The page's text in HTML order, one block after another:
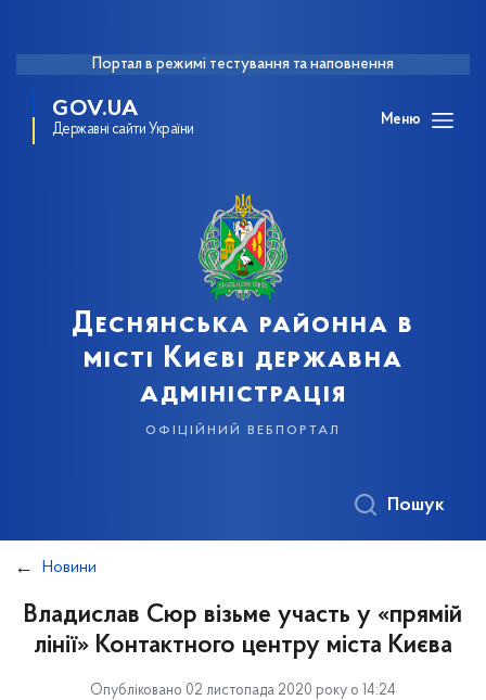
Портал в режимі тестування та наповнення
GOV.UA
Державні сайти України
Меню
Деснянська районна в
місті Києві державна
адміністрація
офіційний вебпортал
Пошук
Новини
Владислав Сюр візьме участь у «прямій
лінії» Контактного центру міста Києва
Опубліковано 02 листопада 2020 року о 14:24